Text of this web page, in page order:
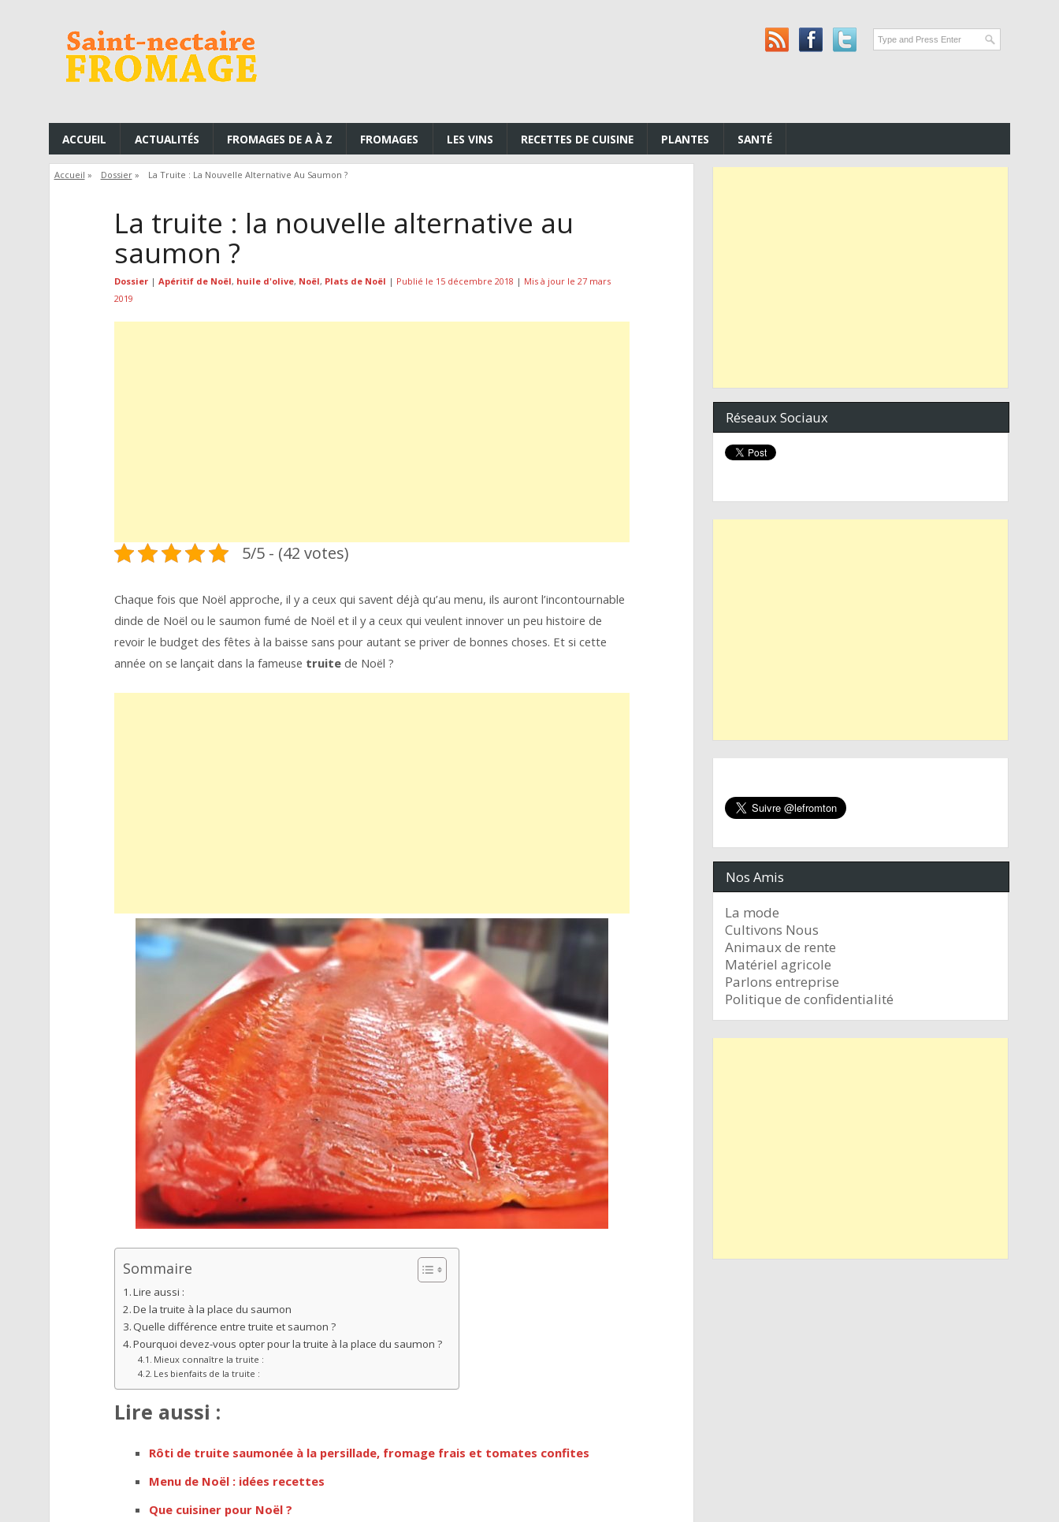
ACCUEIL ACTUALITÉS FROMAGES DE A À Z FROMAGES LES VINS RECETTES DE CUISINE PLANTES SANTÉ
Accueil » Dossier» La Truite : La Nouvelle Alternative Au Saumon ?
La truite : la nouvelle alternative au
saumon ?
Dossier| Apéritif de Noël, huile d'olive, Noël, Plats de Noël | Publié le 15 décembre 2018 | Mis à jour le 27 mars
2019
5/5 - (42 votes)
Chaque fois que Noël approche, il y a ceux qui savent déjà qu’au menu, ils auront l’incontournable
dinde de Noël ou le saumon fumé de Noël et il y a ceux qui veulent innover un peu histoire de
revoir le budget des fêtes à la baisse sans pour autant se priver de bonnes choses. Et si cette
année on se lançait dans la fameuse truitede Noël ?
Sommaire
Lire aussi :
De la truite à la place du saumon
Quelle différence entre truite et saumon ?
Pourquoi devez-vous opter pour la truite à la place du saumon ?
Mieux connaître la truite :
Les bienfaits de la truite :
Lire aussi :
Rôti de truite saumonée à la persillade, fromage frais et tomates confites
Menu de Noël : idées recettes
Que cuisiner pour Noël ?
Réseaux Sociaux
Nos Amis
La mode
Cultivons Nous
Animaux de rente
Matériel agricole
Parlons entreprise
Politique de confidentialité